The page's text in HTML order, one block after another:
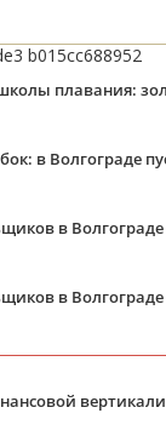
плавания:
в Волгограде
в
в